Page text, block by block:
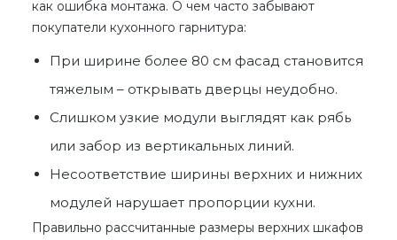
как ошибка монтажа. О чем часто забывают
покупатели кухонного гарнитура:
При ширине более 80 см фасад становится
тяжелым – открывать дверцы неудобно.
Слишком узкие модули выглядят как рябь
или забор из вертикальных линий.
Несоответствие ширины верхних и нижних
модулей нарушает пропорции кухни.
Правильно рассчитанные размеры верхних шкафов